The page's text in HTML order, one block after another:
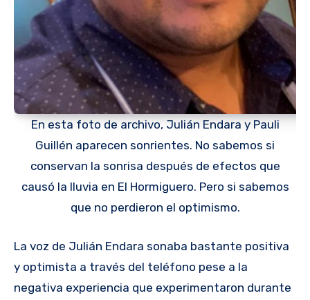
En esta foto de archivo, Julián Endara y Pauli
Guillén aparecen sonrientes. No sabemos si
conservan la sonrisa después de efectos que
causó la lluvia en El Hormiguero. Pero si sabemos
que no perdieron el optimismo.
La voz de Julián Endara sonaba bastante positiva
y optimista a través del teléfono pese a la
negativa experiencia que experimentaron durante